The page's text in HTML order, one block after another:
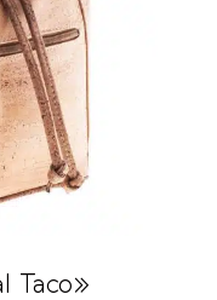
Taco»